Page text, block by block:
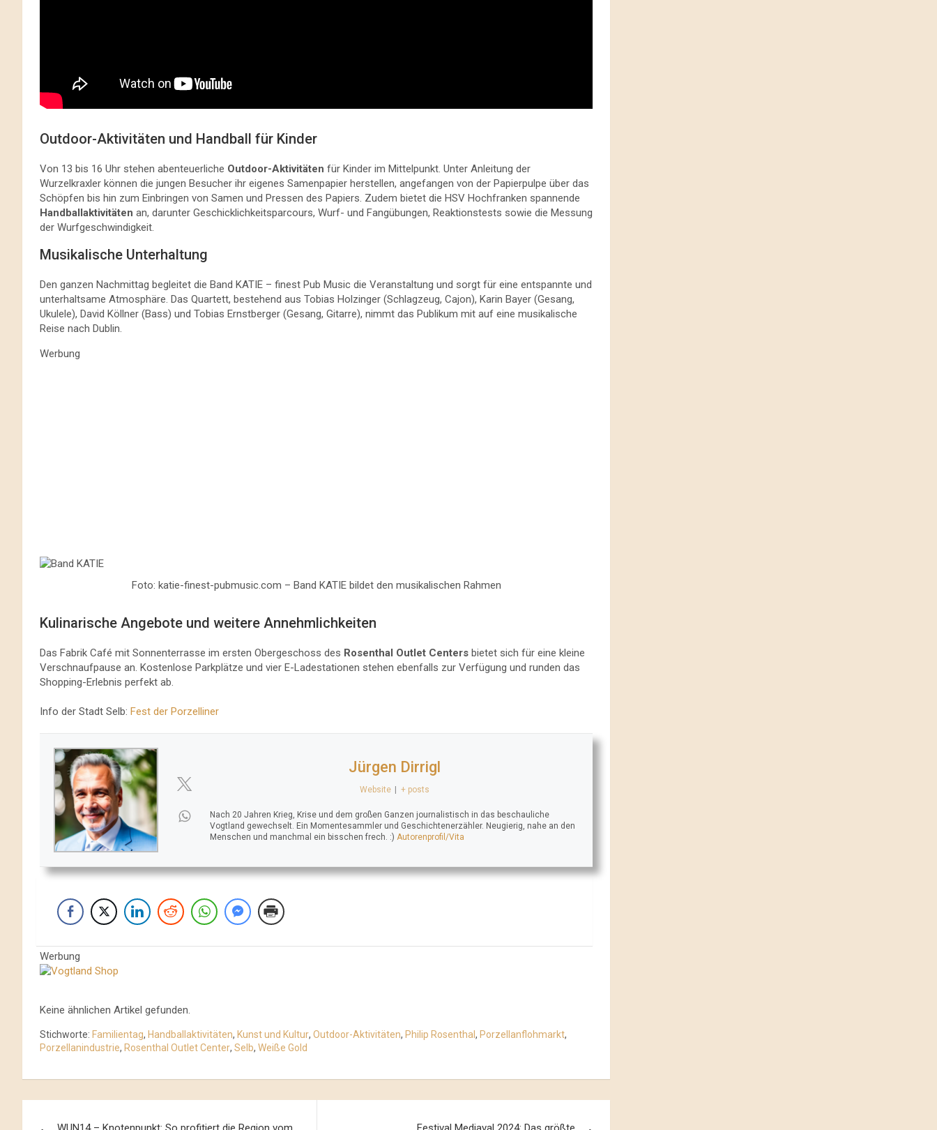
Outdoor-Aktivitäten und Handball für Kinder
Von 13 bis 16 Uhr stehen abenteuerliche Outdoor-Aktivitäten für Kinder im Mittelpunkt. Unter Anleitung der
Wurzelkraxler können die jungen Besucher ihr eigenes Samenpapier herstellen, angefangen von der Papierpulpe über das
Schöpfen bis hin zum Einbringen von Samen und Pressen des Papiers. Zudem bietet die HSV Hochfranken spannende
Handballaktivitäten an, darunter Geschicklichkeitsparcours, Wurf- und Fangübungen, Reaktionstests sowie die Messung
der Wurfgeschwindigkeit.
Musikalische Unterhaltung
Den ganzen Nachmittag begleitet die Band KATIE – finest Pub Music die Veranstaltung und sorgt für eine entspannte und
unterhaltsame Atmosphäre. Das Quartett, bestehend aus Tobias Holzinger (Schlagzeug, Cajon), Karin Bayer (Gesang,
Ukulele), David Köllner (Bass) und Tobias Ernstberger (Gesang, Gitarre), nimmt das Publikum mit auf eine musikalische
Reise nach Dublin.
Werbung
Foto: katie-finest-pubmusic.com – Band KATIE bildet den musikalischen Rahmen
Kulinarische Angebote und weitere Annehmlichkeiten
Das Fabrik Café mit Sonnenterrasse im ersten Obergeschoss des Rosenthal Outlet Centers bietet sich für eine kleine
Verschnaufpause an. Kostenlose Parkplätze und vier E-Ladestationen stehen ebenfalls zur Verfügung und runden das
Shopping-Erlebnis perfekt ab.
Info der Stadt Selb: Fest der Porzelliner
Jürgen Dirrigl
Website | + posts
Nach 20 Jahren Krieg, Krise und dem großen Ganzen journalistisch in das beschauliche
Vogtland gewechselt. Ein Momentesammler und Geschichtenerzähler. Neugierig, nahe an den
Menschen und manchmal ein bisschen frech. :) Autorenprofil/Vita
Werbung
Keine ähnlichen Artikel gefunden.
Stichworte: Familientag, Handballaktivitäten, Kunst und Kultur, Outdoor-Aktivitäten, Philip Rosenthal , Porzellanflohmarkt,
Porzellanindustrie, Rosenthal Outlet Center, Selb, Weiße Gold